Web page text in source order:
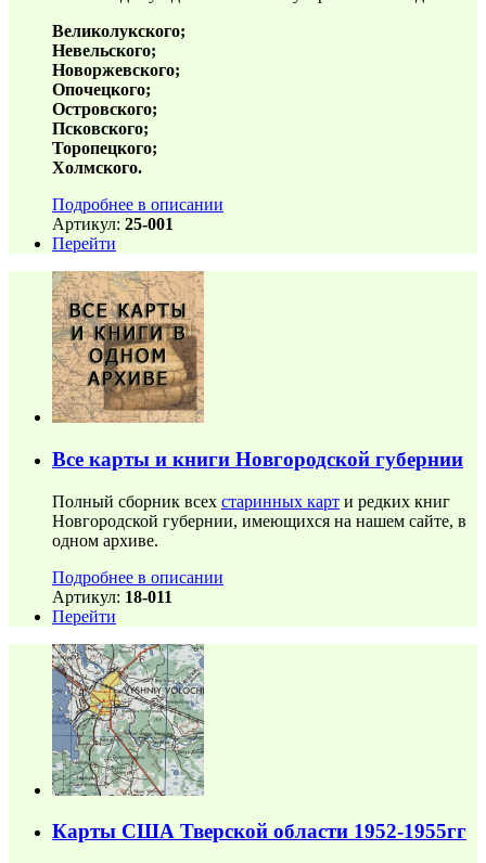
Великолукского;
Невельского;
Новоржевского;
Опочецкого;
Островского;
Псковского;
Торопецкого;
Холмского.
Подробнее в описании
Артикул: 25-001
Перейти
Все карты и книги Новгородской губернии
Полный сборник всех старинных карт и редких книг
Новгородской губернии, имеющихся на нашем сайте, в
одном архиве.
Подробнее в описании
Артикул: 18-011
Перейти
Карты США Тверской области 1952-1955гг